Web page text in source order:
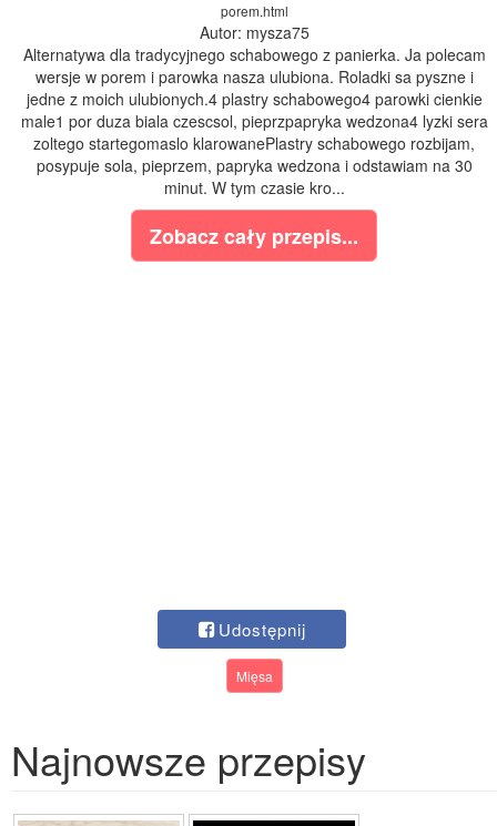
porem.html
Autor: mysza75
Alternatywa dla tradycyjnego schabowego z panierka. Ja polecam
wersje w porem i parowka nasza ulubiona. Roladki sa pyszne i
jedne z moich ulubionych.4 plastry schabowego4 parowki cienkie
male1 por duza biala czescsol, pieprzpapryka wedzona4 lyzki sera
zoltego startegomaslo klarowanePlastry schabowego rozbijam,
posypuje sola, pieprzem, papryka wedzona i odstawiam na 30
minut. W tym czasie kro...
Zobacz cały przepis...
Udostępnij
Mięsa
Najnowsze przepisy